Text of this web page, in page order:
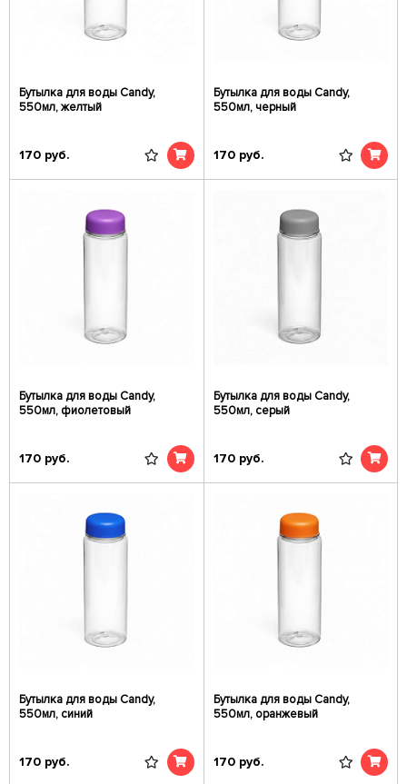
Бутылка для воды Candy,
550мл, желтый
170 руб.
Бутылка для воды Candy,
550мл, черный
170 руб.
Бутылка для воды Candy,
550мл, фиолетовый
170 руб.
Бутылка для воды Candy,
550мл, серый
170 руб.
Бутылка для воды Candy,
550мл, синий
170 руб.
Бутылка для воды Candy,
550мл, оранжевый
170 руб.